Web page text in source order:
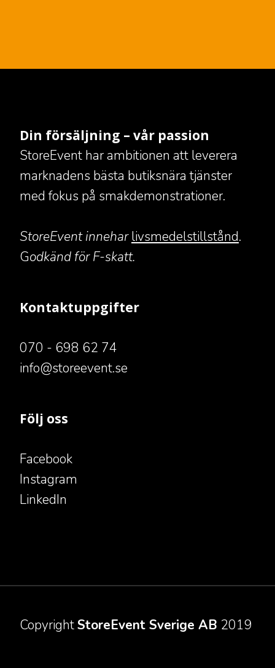
Din försäljning – vår passion
StoreEvent har ambitionen att leverera
marknadens bästa butiksnära tjänster
med fokus på smakdemonstrationer.
StoreEvent inneharlivsmedelstillstånd.
Godkänd för F-skatt.
Kontaktuppgifter
070 - 698 62 74
​​​​​​​info@storeevent.se
Följ oss
Facebook
Instagram
LinkedIn
CopyrightStoreEvent Sverige AB​ ​​​​​​ 2019